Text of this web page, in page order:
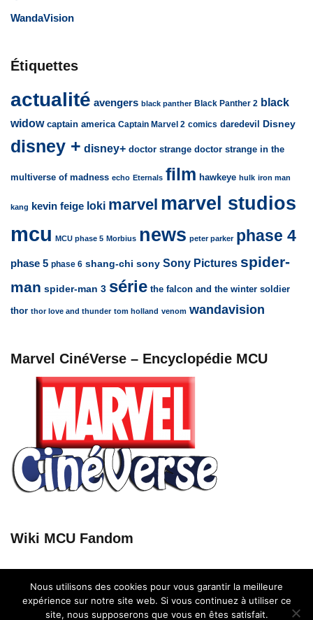
WandaVision
Étiquettes
actualité avengers black panther Black Panther 2 black
widow captain america Captain Marvel 2 comics daredevil Disney
disney + disney+ doctor strange doctor strange in the
multiverse of madness echo Eternals film hawkeye hulk iron man
kang kevin feige loki marvel marvel studios
mcu MCU phase 5 Morbius news peter parker phase 4
phase 5 phase 6 shang-chi sony Sony Pictures spider-
man spider-man 3 série the falcon and the winter soldier
thor thor love and thunder tom holland venom wandavision
Marvel CinéVerse – Encyclopédie MCU
Wiki MCU Fandom
Nous utilisons des cookies pour vous garantir la meilleure
expérience sur notre site web. Si vous continuez à utiliser ce
site, nous supposerons que vous en êtes satisfait.